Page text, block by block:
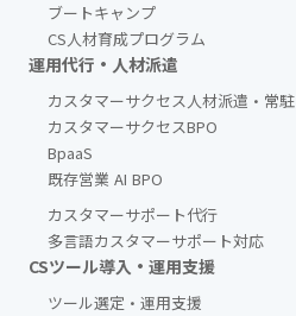
ブートキャンプ
CS人材育成プログラム
運用代行・人材派遣
カスタマーサクセス人材派遣・常駐
カスタマーサクセスBPO
BpaaS​
既存営業 AI BPO
カスタマーサポート代行
多言語カスタマーサポート対応
CSツール導入・運用支援
ツール選定・運用支援